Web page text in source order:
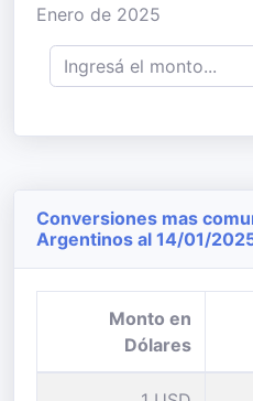
Enero de 2025
Conversiones mas
Argentinos al 14/01/
Monto en
Dólares